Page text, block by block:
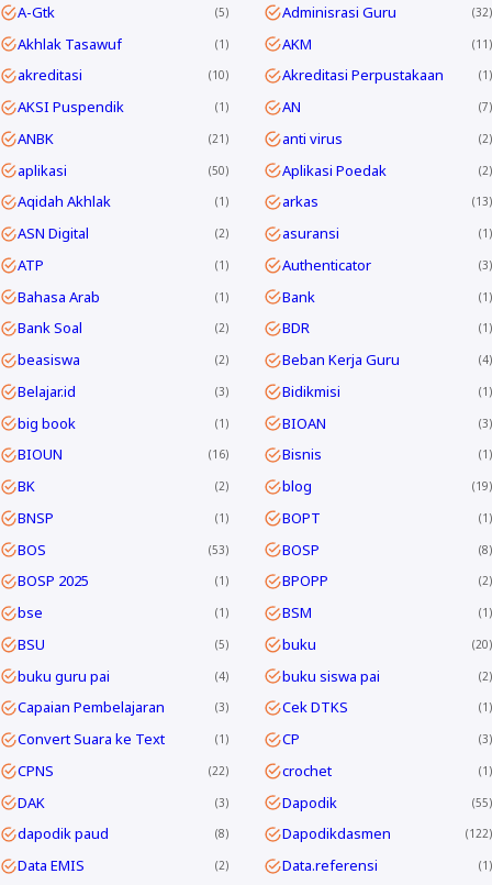
A-Gtk 5 Adminisrasi Guru 32
Akhlak Tasawuf 1 AKM 11
akreditasi 10 Akreditasi Perpustakaan 1
AKSI Puspendik 1 AN 7
ANBK 21 anti virus 2
aplikasi 50 Aplikasi Poedak 2
Aqidah Akhlak 1 arkas 13
ASN Digital 2 asuransi 1
ATP 1 Authenticator 3
Bahasa Arab 1 Bank 1
Bank Soal 2 BDR 1
beasiswa 2 Beban Kerja Guru 4
Belajar.id 3 Bidikmisi 1
big book 1 BIOAN 3
BIOUN 16 Bisnis 1
BK 2 blog 19
BNSP 1 BOPT 1
BOS 53 BOSP 8
BOSP 2025 1 BPOPP 2
bse 1 BSM 1
BSU 5 buku 20
buku guru pai 4 buku siswa pai 2
Capaian Pembelajaran 3 Cek DTKS 1
Convert Suara ke Text 1 CP 3
CPNS 22 crochet 1
DAK 3 Dapodik 55
dapodik paud 8 Dapodikdasmen 122
Data EMIS 2 Data.referensi 1